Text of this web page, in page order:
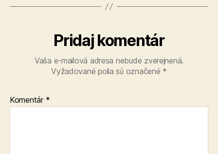
Pridaj komentár
Vaša e-mailová adresa nebude zverejnená.
Vyžadované polia sú označené *
Komentár *